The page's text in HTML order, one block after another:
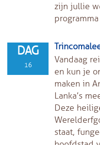
zijn jullie
DAG
16
Vandaag
en kun je
maken in
Lanka’s
Deze
staat,